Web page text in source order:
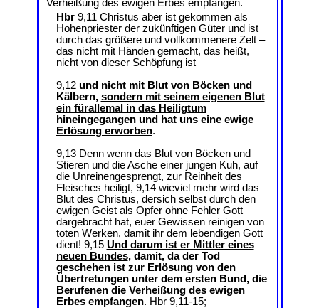
Verheißung des ewigen Erbes empfangen.
Hbr9,11 Christus aber ist gekommen als
Hohenpriester der zukünftigen Güter und ist
durch das größere und vollkommenere Zelt –
das nicht mit Händen gemacht, das heißt,
nicht von dieser Schöpfung ist –
9,12 und nicht mit Blut von Böcken und
Kälbern, sondern mit seinem eigenen Blut
ein fürallemal in das Heiligtum
hineingegangen und hat uns eine ewige
Erlösung erworben.
9,13 Denn wenn das Blut von Böcken und
Stieren und die Asche einer jungen Kuh, auf
die Unreinengesprengt, zur Reinheit des
Fleisches heiligt, 9,14 wieviel mehr wird das
Blut des Christus, dersich selbst durch den
ewigen Geist als Opfer ohne Fehler Gott
dargebracht hat, euer Gewissen reinigen von
toten Werken, damit ihr dem lebendigen Gott
dient! 9,15 Und darum ist er Mittler eines
neuen Bundes, damit, da der Tod
geschehen ist zur Erlösung von den
Übertretungen unter dem ersten Bund, die
Berufenen die Verheißung des ewigen
Erbes empfangen. Hbr 9,11-15;